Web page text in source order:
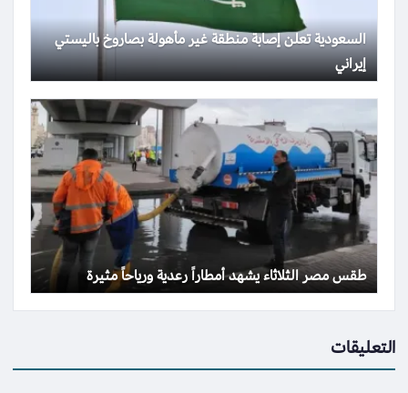
السعودية تعلن إصابة منطقة غير مأهولة بصاروخ باليستي
إيراني
طقس مصر الثلاثاء يشهد أمطاراً رعدية ورياحاً مثيرة
التعليقات